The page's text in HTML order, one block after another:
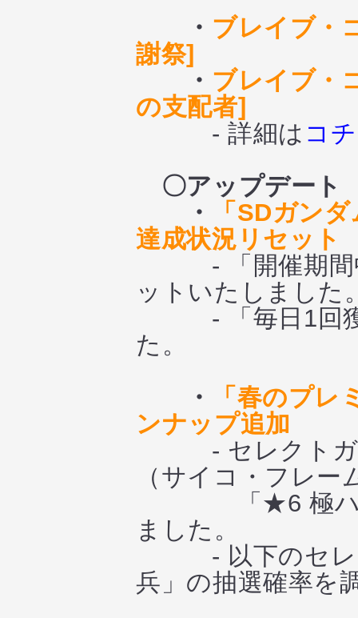
・ ブレイブ・
謝祭]
・ ブレイブ・
の支配者]
- 詳細は コ
〇アップデート
・
「SDガン
達成状況リセット
- 「開催期間中
ットいたしました
- 「毎日1回獲
た。
・
「春のプ
ンナップ追加
- セレクトガシ
（サイコ・フレー
「★6 極ハロ（
ました。
- 以下のセレク
兵」の抽選確率を